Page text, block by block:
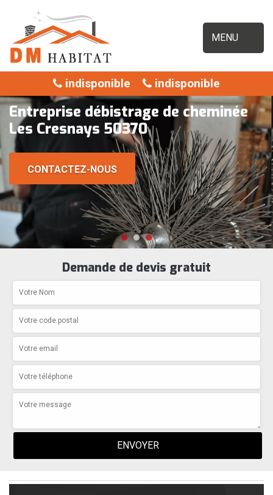
MENU
indisponible indisponible
Entreprise débistrage de cheminée
Les Cresnays 50370
CONTACTEZ-NOUS
Demande de devis gratuit